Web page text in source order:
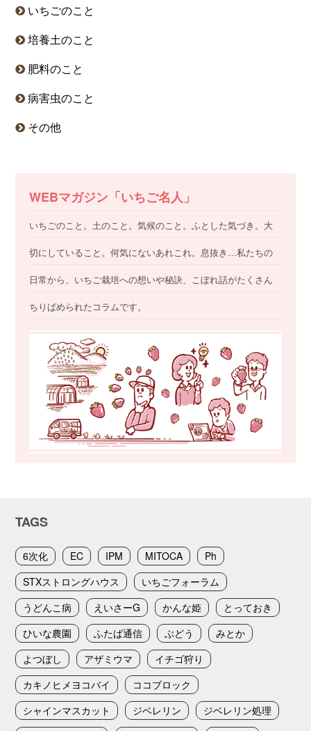
いちごのこと
培養土のこと
肥料のこと
病害虫のこと
その他
WEBマガジン「いちご名人」
いちごのこと。土のこと。気候のこと。ふとした気づき。大
切にしていること。何気にないあれこれ。息抜き…私たちの
日常から、いちご栽培への想いや秘訣、こぼれ話がたくさん
ちりばめられたコラムです。
TAGS
6次化 EC IPM MITOCA
Ph
STXストロングハウス
いちごフォーラム
うどんこ病
えいさーG かんな姫
とっておき
ひいな農園
ふたば通信 ぶどう
みとか
よつぼし
アザミウマ
イチゴ狩り
カキノヒメヨコバイ
ココブロック
シャインマスカット
ジベレリン
ジベレリン処理